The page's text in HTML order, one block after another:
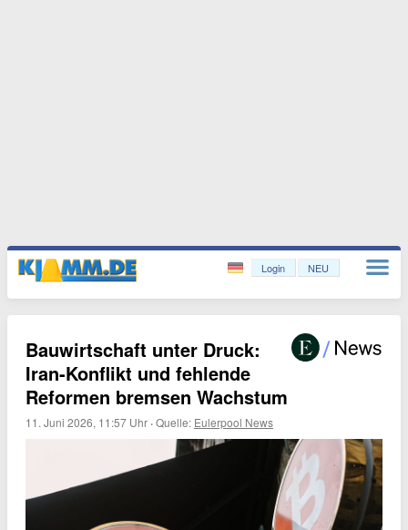
Login NEU
Bauwirtschaft unter Druck:
Iran-Konflikt und fehlende
Reformen bremsen Wachstum
11. Juni 2026, 11:57 Uhr ·Quelle: Eulerpool News